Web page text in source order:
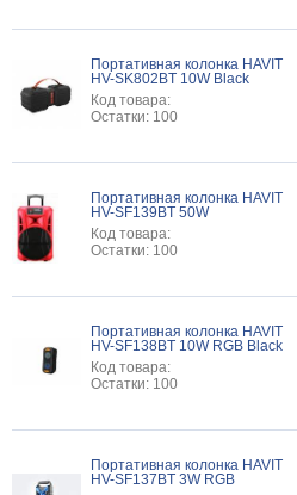
Портативная колонка HAVIT
HV-SK802BT 10W Black
Код товара:
Остатки: 100
Портативная колонка HAVIT
HV-SF139BT 50W
Код товара:
Остатки: 100
Портативная колонка HAVIT
HV-SF138BT 10W RGB Black
Код товара:
Остатки: 100
Портативная колонка HAVIT
HV-SF137BT 3W RGB